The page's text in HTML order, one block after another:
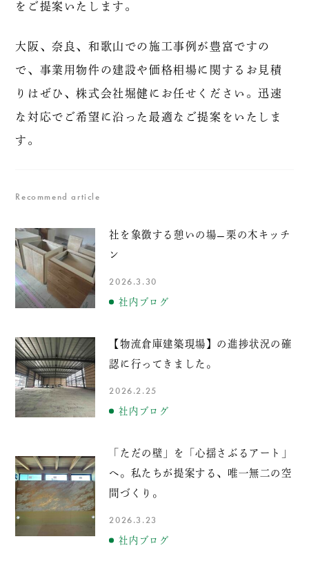
をご提案いたします。
大阪、奈良、和歌山での施工事例が豊富ですの
で、事業用物件の建設や価格相場に関するお見積
りはぜひ、株式会社堀健にお任せください。迅速
な対応でご希望に沿った最適なご提案をいたしま
す。
Recommend article
社を象徴する憩いの場—栗の木キッチ
ン
2026.3.30
社内ブログ
【物流倉庫建築現場】の進捗状況の確
認に行ってきました。
2026.2.25
社内ブログ
「ただの壁」を「心揺さぶるアート」
へ。私たちが提案する、唯一無二の空
間づくり。
2026.3.23
社内ブログ